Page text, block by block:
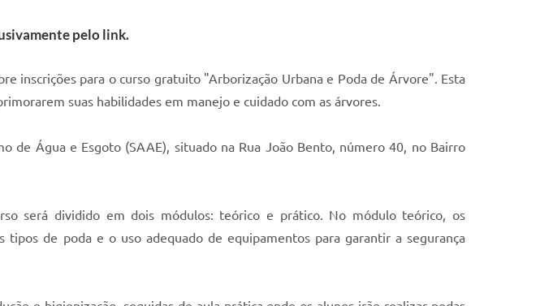
pelo link.
inscrições para o curso gratuito "Arborização Urbana e Poda de Árvore". Esta
suas habilidades em manejo e cuidado com as árvores.
Água e Esgoto (SAAE), situado na Rua João Bento, número 40, no Bairro
será dividido em dois módulos: teórico e prático. No módulo teórico, os
de poda e o uso adequado de equipamentos para garantir a segurança